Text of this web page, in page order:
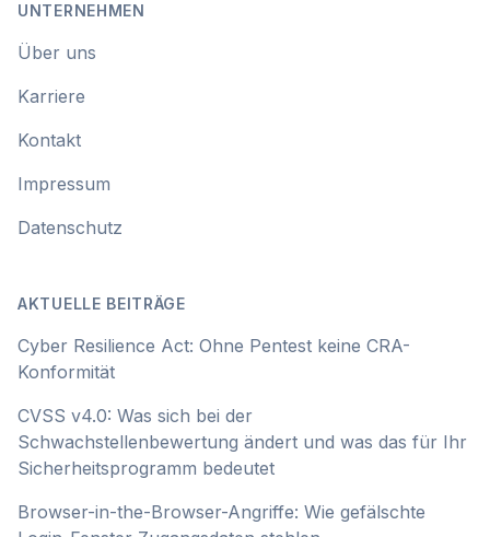
UNTERNEHMEN
Über uns
Karriere
Kontakt
Impressum
Datenschutz
AKTUELLE BEITRÄGE
Cyber Resilience Act: Ohne Pentest keine CRA-
Konformität
CVSS v4.0: Was sich bei der
Schwachstellenbewertung ändert und was das für Ihr
Sicherheitsprogramm bedeutet
Browser-in-the-Browser-Angriffe: Wie gefälschte